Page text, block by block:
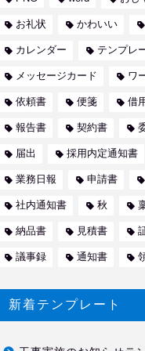
お礼状 かわいい
カレンダー テンプレ
メッセージカード ワ
依頼書 便箋 借
報告書 契約書
届出 採用内定通知書
業務日報 申請書
社内通知書 秋
納品書 見積書
議事録 通知書
新着テンプレート